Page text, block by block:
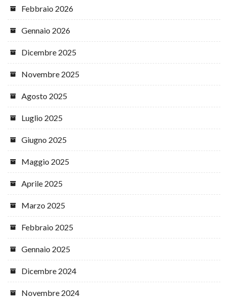
Febbraio 2026
Gennaio 2026
Dicembre 2025
Novembre 2025
Agosto 2025
Luglio 2025
Giugno 2025
Maggio 2025
Aprile 2025
Marzo 2025
Febbraio 2025
Gennaio 2025
Dicembre 2024
Novembre 2024